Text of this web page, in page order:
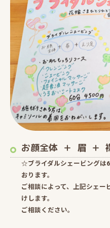
お顔全体 ＋ 眉 ＋
☆ブライダルシェービングは
おります。
ご相談によって、上記シェー
けします。
ご相談ください。